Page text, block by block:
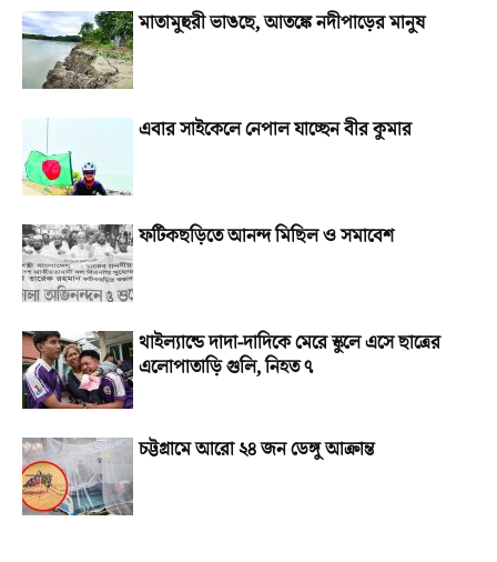
মাতামুহুরী ভাঙছে, আতঙ্কে নদীপাড়ের মানুষ
এবার সাইকেলে নেপাল যাচ্ছেন বীর কুমার
ফটিকছড়িতে আনন্দ মিছিল ও সমাবেশ
থাইল্যান্ডে দাদা-দাদিকে মেরে স্কুলে এসে ছাত্রের
এলোপাতাড়ি গুলি, নিহত ৭
চট্টগ্রামে আরো ২৪ জন ডেঙ্গু আক্রান্ত